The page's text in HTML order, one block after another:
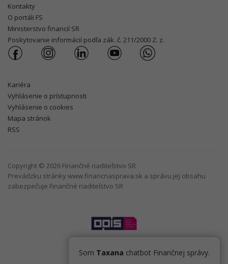
Kontakty
O portáli FS
Ministerstvo financií SR
Poskytovanie informácií podľa zák. č. 211/2000 Z. z.
Kariéra
Vyhlásenie o prístupnosti
Vyhlásenie o cookies
Mapa stránok
RSS
Copyright © 2026 Finančné riaditeľstvo SR
Prevádzku stránky www.financnasprava.sk a správu jej obsahu
zabezpečuje Finančné riaditeľstvo SR
Som Taxana chatbot Finančnej správy.